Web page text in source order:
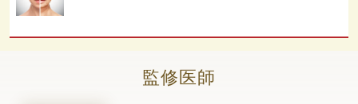
監修医師